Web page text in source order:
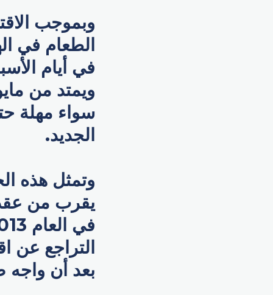
وبموجب
ويمتد من
سواء مهلة
الجديد.
وتمثل هذه
يقرب من عقد
التراجع عن
بعد أن واجه